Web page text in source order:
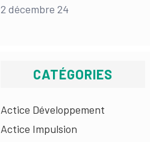
2 décembre 24
CATÉGORIES
Actice Développement
Actice Impulsion